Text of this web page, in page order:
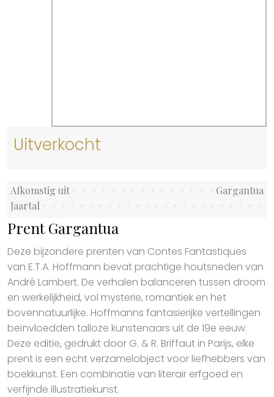
Uitverkocht
Afkomstig uit
Gargantua
Jaartal
Prent Gargantua
Deze bijzondere prenten van Contes Fantastiques
van E.T.A. Hoffmann bevat prachtige houtsneden van
André Lambert. De verhalen balanceren tussen droom
en werkelijkheid, vol mysterie, romantiek en het
bovennatuurlijke. Hoffmanns fantasierijke vertellingen
beïnvloedden talloze kunstenaars uit de 19e eeuw.
Deze editie, gedrukt door G. & R. Briffaut in Parijs, elke
prent is een echt verzamelobject voor liefhebbers van
boekkunst. Een combinatie van literair erfgoed en
verfijnde illustratiekunst.